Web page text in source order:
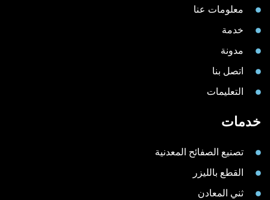
معلومات عنا
خدمة
مدونة
اتصل بنا
التعليمات
خدمات
تصنيع الصفائح المعدنية
القطع بالليزر
ثني المعادن